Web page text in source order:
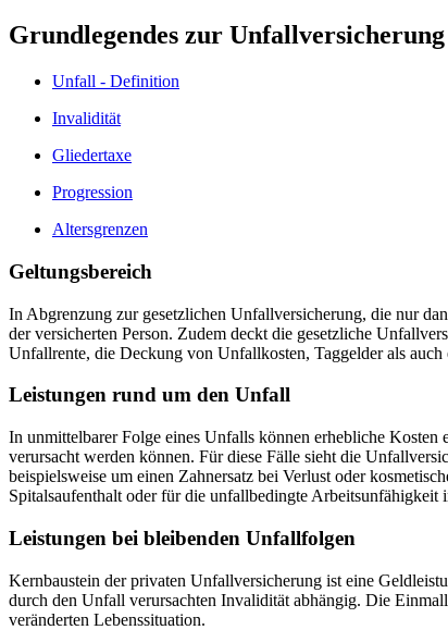
Grundlegendes zur Unfallversicherung
Unfall - Definition
Invalidität
Gliedertaxe
Progression
Altersgrenzen
Geltungsbereich
In Abgrenzung zur gesetzlichen Unfallversicherung, die nur
der versicherten Person. Zudem deckt die gesetzliche
Unfallrente, die Deckung von Unfallkosten, Taggelder als auch
Leistungen rund um den Unfall
In unmittelbarer Folge eines Unfalls können erhebliche Kosten
verursacht werden können. Für diese Fälle sieht die
beispielsweise um einen Zahnersatz bei Verlust oder
Spitalsaufenthalt oder für die unfallbedingte Arbeitsunfähigkeit
Leistungen bei bleibenden Unfallfolgen
Kernbaustein der privaten Unfallversicherung ist eine
durch den Unfall verursachten Invalidität abhängig. Die
veränderten Lebenssituation.